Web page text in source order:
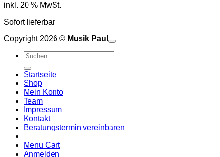
inkl. 20 % MwSt.
Sofort lieferbar
Copyright 2026 © Musik Paul
Suchen
nach:
Startseite
Shop
Mein Konto
Team
Impressum
Kontakt
Beratungstermin vereinbaren
Menu Cart
Anmelden